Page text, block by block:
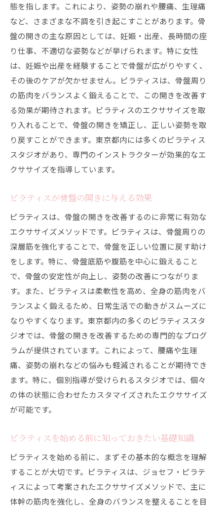
女性専用のプライベートレッスン
東京都内でアクセスの良いスタジオ
専門インストラクターがいるスタジオ
料金プランとお得な利用方法
骨盤の開きをピラティスで解消東京都の女性必
見のエクササイズ
骨盤の開きを解消する基本エクササイズ
骨盤周りの筋肉を鍛えるピラティスメニュ
ー
自宅でできる簡単ピラティスエクササイズ
エクササイズの効果を高めるポイント
骨盤の開きを治すためのピラティスの基本
ピラティスの呼吸法とその重要性
骨盤矯正に最適なピラティスポーズ
ピラティスを継続するためのコツ
エクササイズ後のケアとストレッチ
効果を実感するまでの期間と注意点
ピラティスで骨盤の開きを解消する東京都内の
おすすめスポット
リラックスできるピラティススタジオ
ット
骨盤矯正に特化したピラティス施設
口コミで高評価のピラティススタジオ
初心者歓迎のピラティス体験スポット
定期的に通いたいおすすめのスタジオ
態を指します。これにより、姿勢の崩れや腰痛、生理痛
など、さまざまな不調を引き起こすことがあります。骨
盤の開きの主な原因としては、妊娠・出産、長時間の座
り仕事、不適切な姿勢などが挙げられます。特に女性
は、妊娠や出産を経験することで骨盤が広がりやすく、
その後のケアが欠かせません。ピラティスは、骨盤周り
の筋肉をバランスよく鍛えることで、この開きを改善す
る効果が期待されます。ピラティスのエクササイズを取
り入れることで、骨盤の開きを矯正し、正しい姿勢を取
り戻すことができます。東京都内には多くのピラティス
スタジオがあり、専門のインストラクターが効果的なエ
クササイズを指導しています。
ピラティスが骨盤の開きに与える効果
ピラティスは、骨盤の開きを改善するのに非常に有効な
エクササイズメソッドです。ピラティスは、骨盤周りの
深層筋を強化することで、骨盤を正しい位置に戻す助け
をします。特に、骨盤底筋や腹筋を中心に鍛えること
で、骨盤の安定性が向上し、姿勢の改善につながりま
す。また、ピラティスは柔軟性を高め、全身の筋肉をバ
ランスよく鍛えるため、日常生活での動きがスムーズに
なりやすくなります。東京都内の多くのピラティススタ
ジオでは、骨盤の開きを改善するための専門的なプログ
ラムが提供されています。これによって、腰痛や生理
痛、姿勢の崩れなどの悩みも軽減されることが期待でき
ます。特に、個別指導が受けられるスタジオでは、個々
の体の状態に合わせたカスタマイズされたエクササイズ
が可能です。
ピラティスを始める前に知っておきたい基礎知識
ピラティスを始める前に、まずその基本的な概念を理解
することが大切です。ピラティスは、ジョセフ・ピラテ
ィスによって考案されたエクササイズメソッドで、主に
体幹の筋肉を強化し、全身のバランスを整えることを目